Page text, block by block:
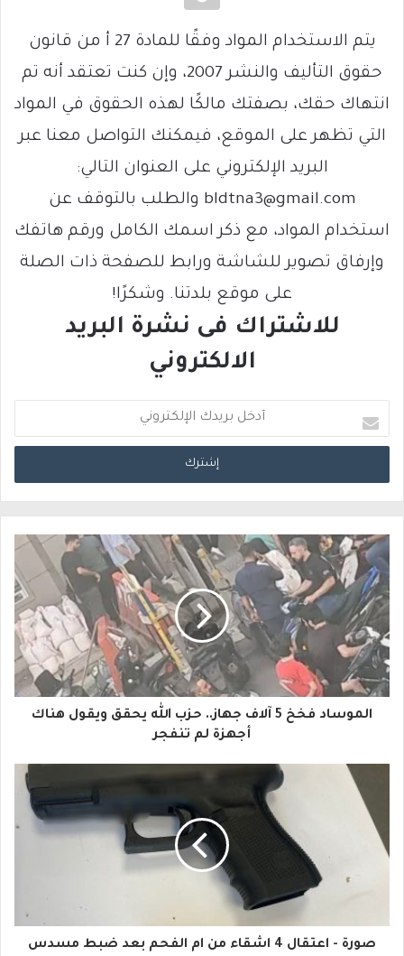
يتم الاستخدام المواد وفقًا للمادة 27 أ من قانون
حقوق التأليف والنشر 2007، وإن كنت تعتقد أنه تم
انتهاك حقك، بصفتك مالكًا لهذه الحقوق في المواد
التي تظهر على الموقع، فيمكنك التواصل معنا عبر
البريد الإلكتروني على العنوان التالي:
bldtna3@gmail.com والطلب بالتوقف عن
استخدام المواد، مع ذكر اسمك الكامل ورقم هاتفك
وإرفاق تصوير للشاشة ورابط للصفحة ذات الصلة
على موقع بلدتنا. وشكرًا!
للاشتراك فى نشرة البريد
الالكتروني
د
خ
ب
ر
ي
د
ك
ا
إ
ت
الموساد فخخ 5 آلاف جهاز.. حزب الله يحقق ويقول هناك
أجهزة لم تنفجر
صورة - اعتقال 4 اشقاء من ام الفحم بعد ضبط مسدس